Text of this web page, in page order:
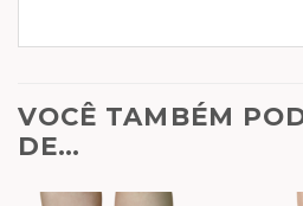
VOCÊ TAMBÉM
DE…